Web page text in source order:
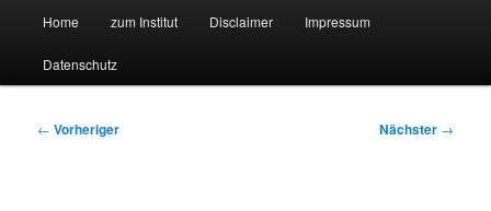
Suchmaschine Forschung und
Technologie
Zum
primären
Zum
sekundären
Home zum Institut Disclaimer Impressum
Datenschutz
Beitragsnavigation
← Vorheriger Nächster →